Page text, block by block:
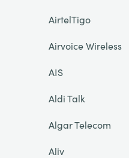
AirtelTigo
Airvoice Wireless
AIS
Aldi Talk
Algar Telecom
Aliv